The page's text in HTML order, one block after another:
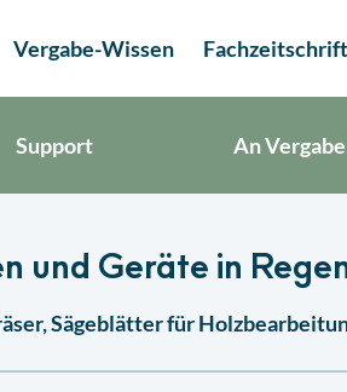
Vergabe-Wissen
Support An
und Geräte in
Sägeblätter für